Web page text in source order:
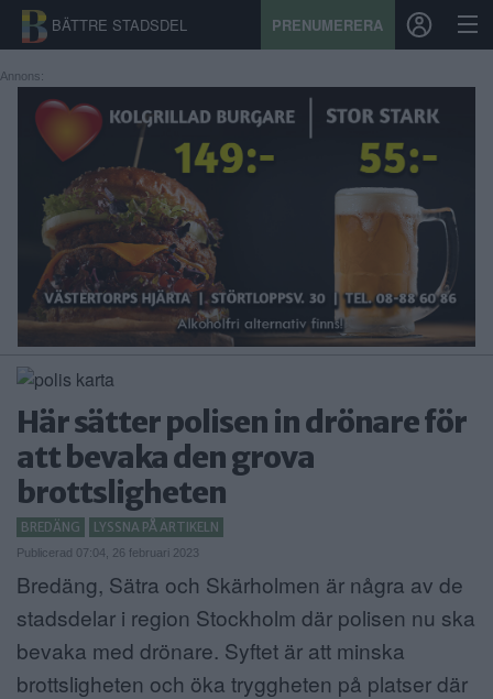
BÄTTRE STADSDEL PRENUMERERA
START
STADSDEL
PRENUMERATION
SPORT
ÅSIKTER
KALENDER
KONTAKT
SAMARBETEN
ANNONSERA
NÄRINGSLIV
MER
Annons:
Här sätter polisen in drönare för
att bevaka den grova
brottsligheten
BREDÄNG LYSSNA PÅ ARTIKELN
Publicerad 07:04, 26 februari 2023
Bredäng, Sätra och Skärholmen är några av de
stadsdelar i region Stockholm där polisen nu ska
bevaka med drönare. Syftet är att minska
brottsligheten och öka tryggheten på platser där